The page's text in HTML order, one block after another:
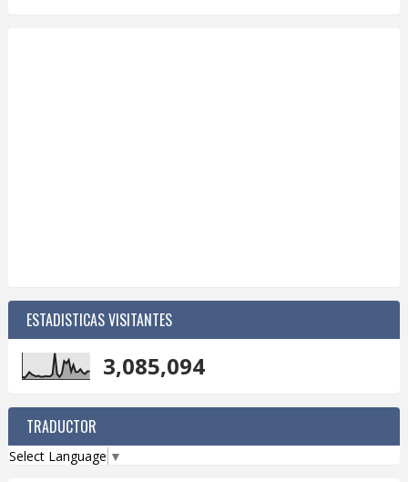
ESTADISTICAS VISITANTES
3,085,094
TRADUCTOR
Select Language ▼